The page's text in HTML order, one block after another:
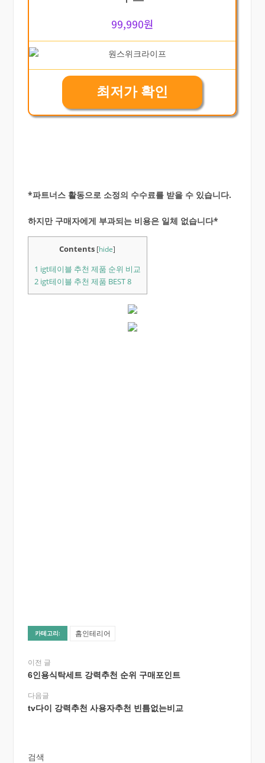
99,990원
최저가 확인
*파트너스 활동으로 소정의 수수료를 받을 수 있습니다.
하지만 구매자에게 부과되는 비용은 일체 없습니다*
Contents [hide]
1 igt테이블 추천 제품 순위 비교
2igt테이블 추천 제품 BEST 8
카테고리: 홈인테리어
이전 글
6인용식탁세트 강력추천 순위 구매포인트
다음글
tv다이 강력추천 사용자추천 빈틈없는비교
검색